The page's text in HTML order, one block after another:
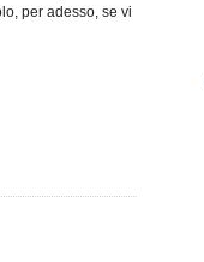
per adesso, se vi